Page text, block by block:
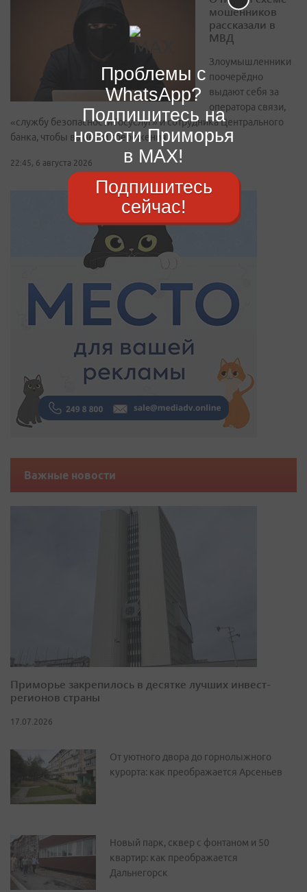
мошенников
рассказали в
МВД
Злоумышленники
поочерёдно
выдают себя за
оператора связи,
«службу безопасности Госуслуг» и сотрудника Центрального
банка, чтобы вывезти сбережения
22:45, 6 августа 2026
Важные новости
Приморье закрепилось в десятке лучших инвест-
регионов страны
17.07.2026
От уютного двора до горнолыжного
курорта: как преображается Арсеньев
Новый парк, сквер с фонтаном и 50
квартир: как преображается
Дальнегорск
Проблемы с
WhatsApp?
Подпишитесь на
новости Приморья
в MAX!
Подпишитесь
сейчас!